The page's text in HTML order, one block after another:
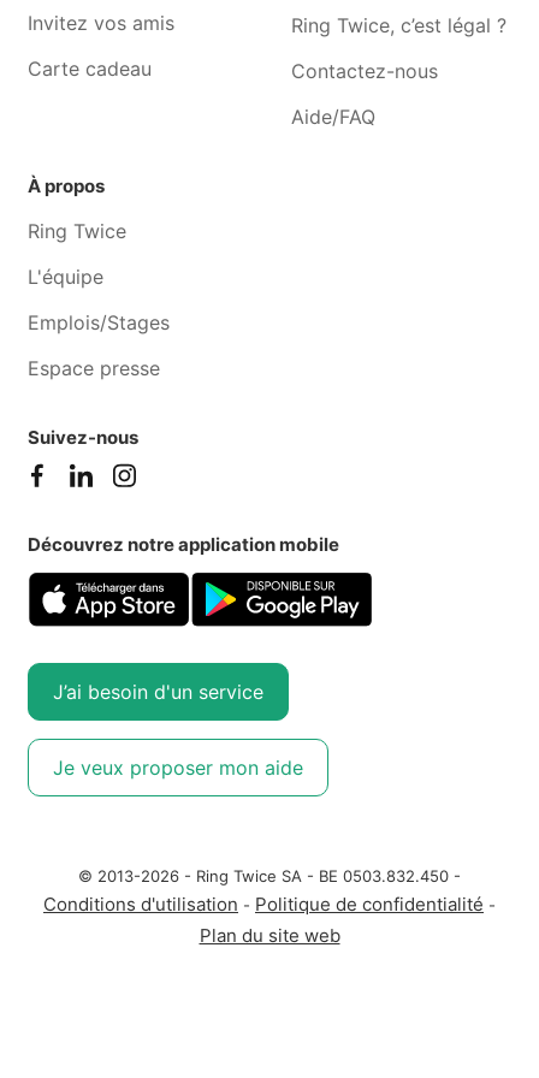
Invitez vos amis
Carte cadeau
Ring Twice, c’est légal ?
Contactez-nous
Aide/FAQ
À propos
Ring Twice
L'équipe
Emplois/Stages
Espace presse
Suivez-nous
Découvrez notre application mobile
J’ai besoin d'un service
Je veux proposer mon aide
© 2013-2026 - Ring Twice SA - BE 0503.832.450 -
Conditions d'utilisation - Politique de confidentialité -
Plan du site web